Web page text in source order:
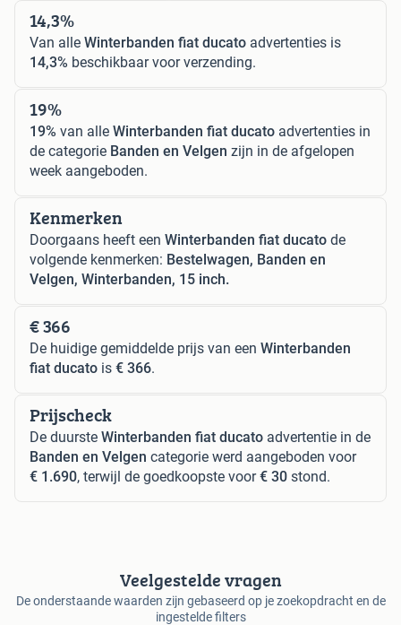
14,3%
Van alle Winterbanden fiat ducato advertenties is
14,3% beschikbaar voor verzending.
19%
19% van alle Winterbanden fiat ducato advertenties in
de categorie Banden en Velgen zijn in de afgelopen
week aangeboden.
Kenmerken
Doorgaans heeft een Winterbanden fiat ducato de
volgende kenmerken: Bestelwagen, Banden en
Velgen, Winterbanden, 15 inch.
€ 366
De huidige gemiddelde prijs van een Winterbanden
fiat ducato is € 366.
Prijscheck
De duurste Winterbanden fiat ducato advertentie in de
Banden en Velgen categorie werd aangeboden voor
€ 1.690, terwijl de goedkoopste voor€ 30 stond.
Veelgestelde vragen
De onderstaande waarden zijn gebaseerd op je zoekopdracht en de
ingestelde filters